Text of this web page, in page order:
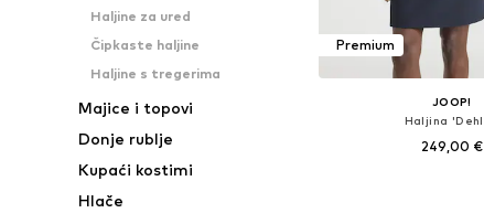
Haljine za ured
Čipkaste haljine
Haljine s tregerima
Majice i topovi
Donje rublje
Kupaći kostimi
Hlače
Premium
JOOP!
Haljina
249,00 €